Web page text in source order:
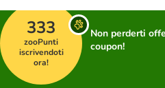
333
zooPunti
iscrivendoti
ora!
Non perderti
coupon!